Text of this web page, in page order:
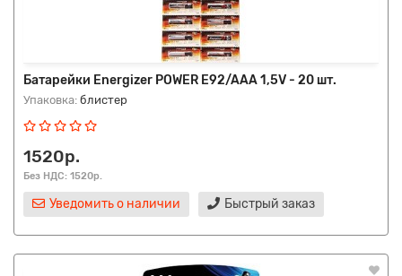
Батарейки Energizer POWER E92/AAA 1,5V - 20 шт.
Упаковка: блистер
1520р.
Без НДС: 1520р.
Уведомить о наличии Быстрый заказ